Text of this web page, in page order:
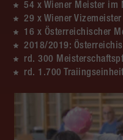
54 x Wiener Meister im
29 x Wiener
16 x Österreichischer
2018/2019:
rd. 300
rd. 1.700